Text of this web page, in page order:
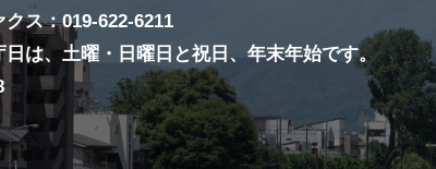
ス：019-622-6211
は、土曜・日曜日と祝日、年末年始です。